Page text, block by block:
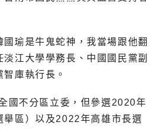
國瑜是牛鬼蛇神，我當場跟他翻
江大學學務長、中國國民黨副
庫執行長。
國不分區立委，但參選2020年
舉區）以及2022年高雄市長選